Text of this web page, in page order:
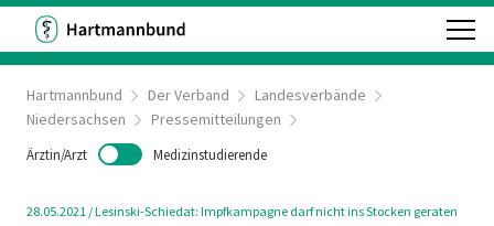
Hartmannbund Der Verband
Landesverbände
Niedersachsen
Pressemitteilungen
Ärztin/Arzt Medizinstudierende
28.05.2021 /Lesinski-Schiedat: Impfkampagne darf nicht ins Stocken geraten